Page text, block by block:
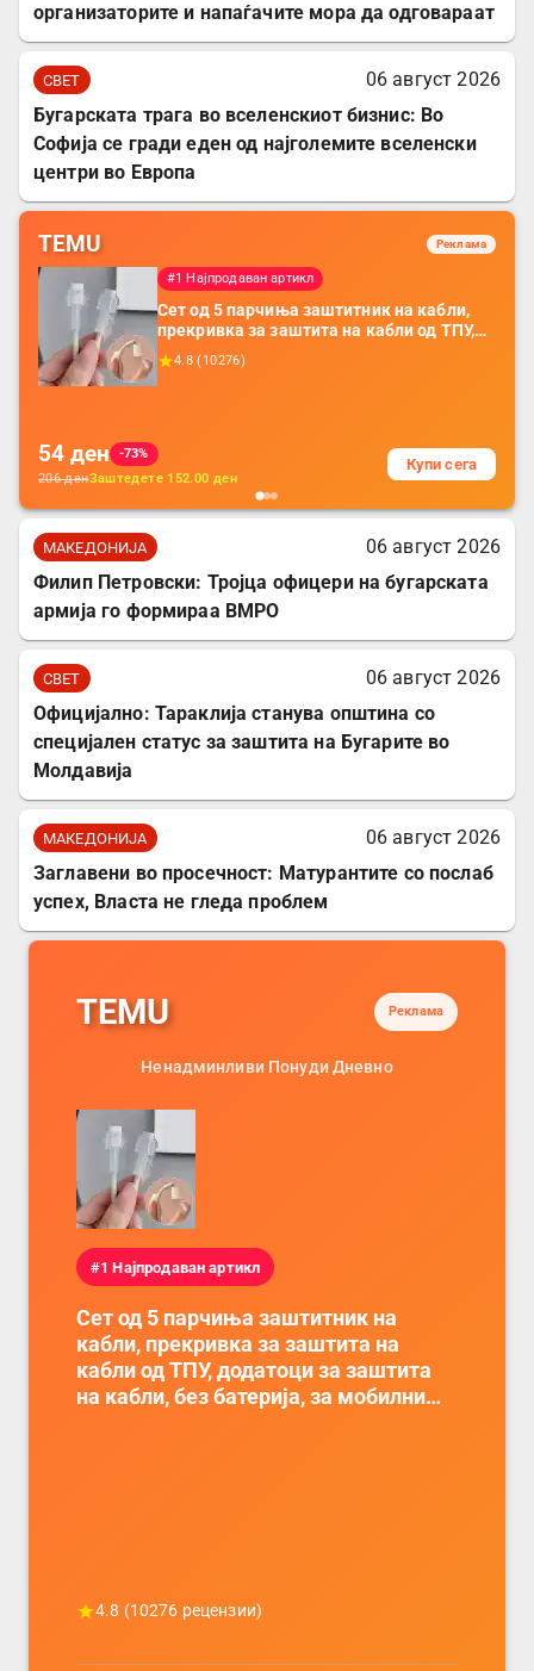
организаторите и напаѓачите мора да одговараат
СВЕТ
06 август 2026
Бугарската трага во вселенскиот бизнис: Во
Софија се гради еден од најголемите вселенски
центри во Европа
TEMU Реклама
#1 Најпродаван артикл
Сет од 5 парчиња заштитник на кабли,
прекривка за заштита на кабли од ТПУ,
додатоци за заштита на кабли, без
батерија, за мобилни телефони, комплет
4.8 ( 10276)
54 ден
-73%
206денЗаштедете 152.00 ден
Купи сега
МАКЕДОНИЈА
06 август 2026
Филип Петровски: Тројца офицери на бугарската
армија го формираа ВМРО
СВЕТ
06 август 2026
Официјално: Тараклија станува општина со
специјален статус за заштита на Бугарите во
Молдавија
МАКЕДОНИЈА
06 август 2026
Заглавени во просечност: Матурантите со послаб
успех, Власта не гледа проблем
TEMU Реклама
Ненадминливи Понуди Дневно
#1 Најпродаван артикл
Сет од 5 парчиња заштитник на
кабли, прекривка за заштита на
кабли од ТПУ, додатоци за заштита
на кабли, без батерија, за мобилни
4.8 (10276 рецензии)